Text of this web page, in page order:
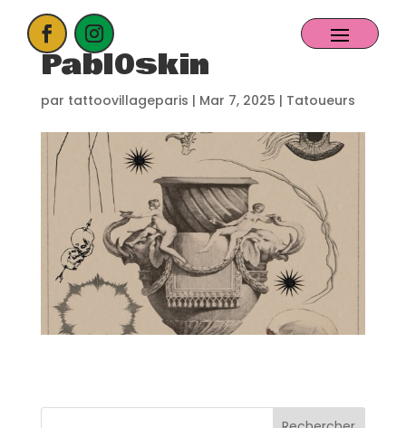
ACCUEIL
PROCHAIN EVENT
CANDIDATER
NOS EXPOSANTS
CONTACT
PARTENAIRES
Pabl0skin
par tattoovillageparis | Mar 7, 2025 | Tatoueurs